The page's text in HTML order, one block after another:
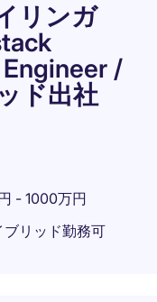
リンガ
/
ド出社
- 1000万円
リッド勤務可